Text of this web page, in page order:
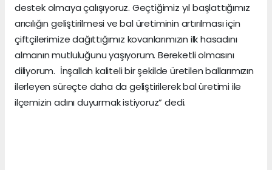
destek olmaya çalışıyoruz. Geçtiğimiz yıl başlattığımız
arıcılığın geliştirilmesi ve bal üretiminin artırılması için
çiftçilerimize dağıttığımız kovanlarımızın ilk hasadını
almanın mutluluğunu yaşıyorum. Bereketli olmasını
diliyorum. İnşallah kaliteli bir şekilde üretilen ballarımızın
ilerleyen süreçte daha da geliştirilerek bal üretimi ile
ilçemizin adını duyurmak istiyoruz” dedi.